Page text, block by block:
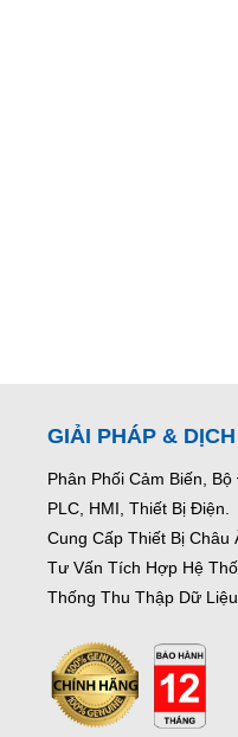
GIẢI PHÁP &
Phân Phối Cảm Biến,
PLC, HMI, Thiết Bị Điện.
Cung Cấp Thiết Bị Châu
Tư Vấn Tích Hợp Hệ
Thống Thu Thập Dữ